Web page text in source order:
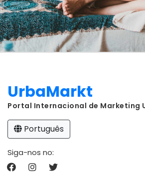
UrbaMarkt
Portal Internacional de Marketing
Português
Siga-nos no: